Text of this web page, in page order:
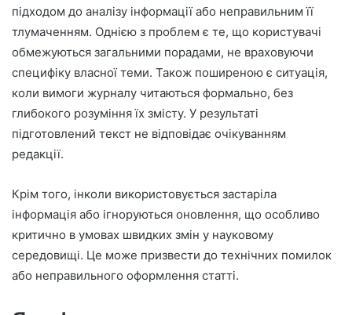
підходом до аналізу інформації або неправильним її
тлумаченням. Однією з проблем є те, що користувачі
обмежуються загальними порадами, не враховуючи
специфіку власної теми. Також поширеною є ситуація,
коли вимоги журналу читаються формально, без
глибокого розуміння їх змісту. У результаті
підготовлений текст не відповідає очікуванням
редакції.
Крім того, інколи використовується застаріла
інформація або ігноруються оновлення, що особливо
критично в умовах швидких змін у науковому
середовищі. Це може призвести до технічних помилок
або неправильного оформлення статті.